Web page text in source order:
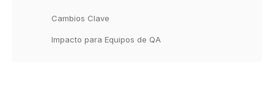
Cambios Clave
Impacto para Equipos de QA